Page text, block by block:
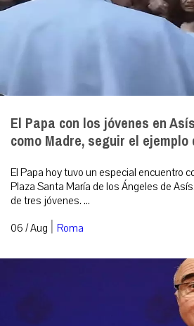
El Papa con los jóvenes en
como Madre, seguir el
El Papa hoy tuvo un especial encuentro
Plaza Santa María de los Ángeles de
de tres jóvenes. ...
06 / Aug | Roma